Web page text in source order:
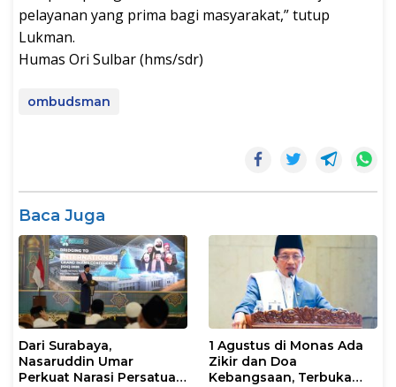
pelayanan yang prima bagi masyarakat,” tutup
Lukman.
Humas Ori Sulbar (hms/sdr)
ombudsman
Baca Juga
Dari Surabaya,
Nasaruddin Umar
Perkuat Narasi Persatuan
1 Agustus di Monas Ada
Zikir dan Doa
Kebangsaan, Terbuka